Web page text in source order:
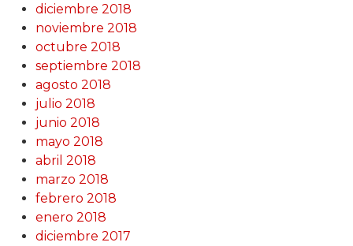
diciembre 2018
noviembre 2018
octubre 2018
septiembre 2018
agosto 2018
julio 2018
junio 2018
mayo 2018
abril 2018
marzo 2018
febrero 2018
enero 2018
diciembre 2017